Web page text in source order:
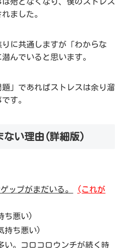
ました。
に共通しますが「わからな
んでいると思います。
」であればストレスは余り溜
す。
ない理由(詳細版)
ップがまだいる。
(これが
ち悪い)
持ち悪い)
い。コロコロウンチが続く時